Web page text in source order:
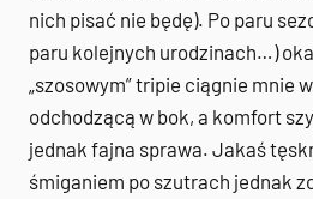
nich pisać nie będę). Po paru
paru kolejnych urodzinach…)
„szosowym” tripie ciągnie mnie
odchodzącą w bok, a komfort
jednak fajna sprawa. Jakaś
śmiganiem po szutrach jednak